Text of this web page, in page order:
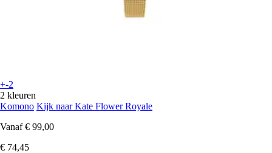
+-2
2 kleuren
Komono Kijk naar Kate Flower Royale
Vanaf € 99,00
€ 74,45